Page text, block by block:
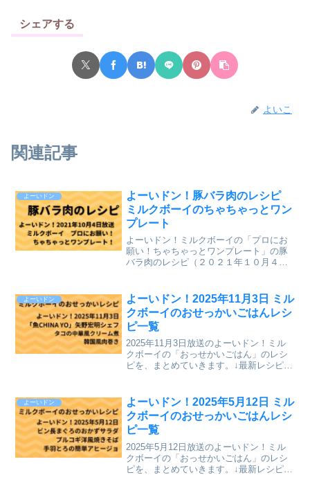
シェアする
よいこ
関連記事
よーいドン
よーいドン！豚バラ肉のレシピ
ミルクボーイのちゃちゃっとワン
プレート
よーいドン！ミルクボーイの「プロにお
願い！ちゃちゃっとワンプレート」の豚
バラ肉のレシピ（２０２１年１０月４日
新レシピも含めて今までのレシピを記事
にしています。⇒「ミル...
よーいドン
よーいドン！2025年11月3日 ミル
クボーイのおせっかいごはんレシ
ピ一覧
2025年11月3日放送のよーいドン！ミル
クボーイの「おっせかいごはん」のレシ
ピを、まとめていきます。↓最新レシピも
ーイのプロにお願い ちゃちゃっとワン
プレート」のレシ...
よーいドン
よーいドン！2025年5月12日 ミル
クボーイのおせっかいごはんレシ
ピ一覧
2025年5月12日放送のよーいドン！ミル
クボーイの「おっせかいごはん」のレシ
ピを、まとめていきます。↓最新レシピも